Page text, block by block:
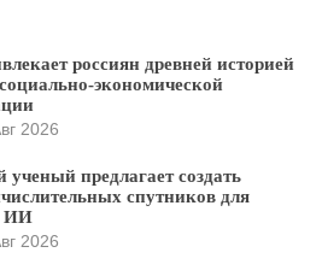
россиян древней историей
экономической
2026
ученый предлагает создать
спутников для
ИИ
2026